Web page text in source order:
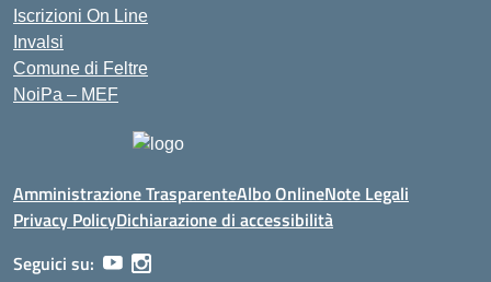
Iscrizioni On Line
Invalsi
Comune di Feltre
NoiPa – MEF
Amministrazione TrasparenteAlbo OnlineNote Legali
Privacy PolicyDichiarazione di accessibilità
Seguici su: